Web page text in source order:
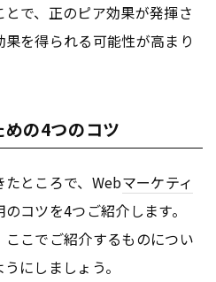
で、正のピア効果が発揮さ
を得られる可能性が高まり
の4つのコツ
たところで、Webマーケティ
コツを4つご紹介します。
こでご紹介するものについ
にしましょう。